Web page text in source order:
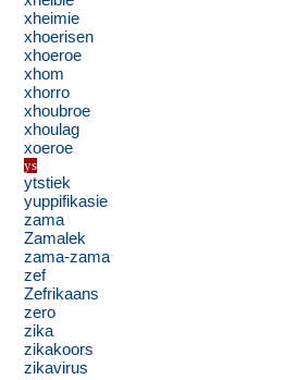
xheimie
xhoerisen
xhoeroe
xhom
xhorro
xhoubroe
xhoulag
xoeroe
ys
ytstiek
yuppifikasie
zama
Zamalek
zama-zama
zef
Zefrikaans
zero
zika
zikakoors
zikavirus